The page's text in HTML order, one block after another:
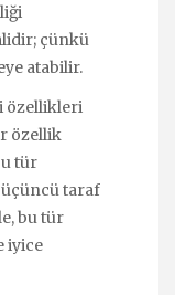
çünkü
atabilir.
özellikleri
özellik
tür
taraf
bu tür
iyice